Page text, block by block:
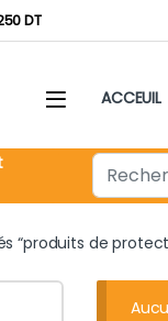
DT
ACCEUIL
Search for:
“produits de